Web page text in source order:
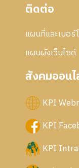
ติดต่อ
แผนที่และเบอร์
แผนผังเว็บไซด์
สังคมออน
KPI
KPI
KPI